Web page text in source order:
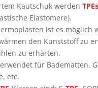
Kautschuk werden TPEs
Elastomere).
ist es möglich
den Kunststoff zu
zu erhärten.
für Badematten,
etc.